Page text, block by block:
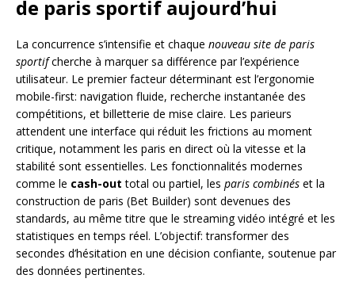
de paris sportif aujourd’hui
La concurrence s’intensifie et chaque nouveau site de paris
sportifcherche à marquer sa différence par l’expérience
utilisateur. Le premier facteur déterminant est l’ergonomie
mobile-first: navigation fluide, recherche instantanée des
compétitions, et billetterie de mise claire. Les parieurs
attendent une interface qui réduit les frictions au moment
critique, notamment les paris en direct où la vitesse et la
stabilité sont essentielles. Les fonctionnalités modernes
comme le cash-out total ou partiel, les paris combinés et la
construction de paris (Bet Builder) sont devenues des
standards, au même titre que le streaming vidéo intégré et les
statistiques en temps réel. L’objectif: transformer des
secondes d’hésitation en une décision confiante, soutenue par
des données pertinentes.